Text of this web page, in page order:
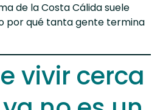
de la Costa Cálidasuele
por qué tanta gente termina
vivir cerca